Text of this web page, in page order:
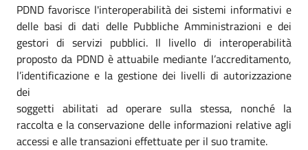
PDND favorisce l'interoperabilità dei sistemi informativi e
delle basi di dati delle Pubbliche Amministrazioni e dei
gestori di servizi pubblici. Il livello di interoperabilità
proposto da PDND è attuabile mediante l’accreditamento,
l’identificazione e la gestione dei livelli di autorizzazione
dei
soggetti abilitati ad operare sulla stessa, nonché la
raccolta e la conservazione delle informazioni relative agli
accessi e alle transazioni effettuate per il suo tramite.